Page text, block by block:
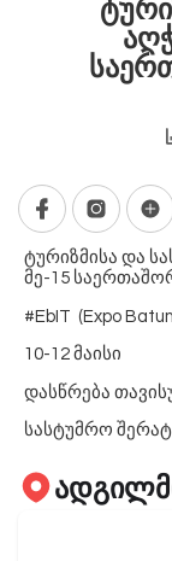
ტურიზმისა და
მე-15
#EbIT (Expo
10-12 მაისი
დასწრება
სასტუმრო